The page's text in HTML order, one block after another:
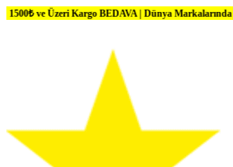
BEDAVA | Dünya Markalarında Büyük İndirimler